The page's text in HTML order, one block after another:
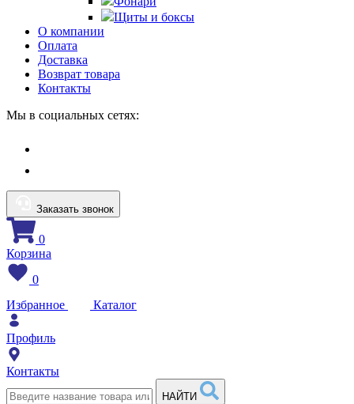
Щиты и боксы
О компании
Оплата
Доставка
Возврат товара
Контакты
Мы в социальных сетях:
Заказать звонок
0
Корзина
0
Избранное
Каталог
Профиль
Контакты
НАЙТИ